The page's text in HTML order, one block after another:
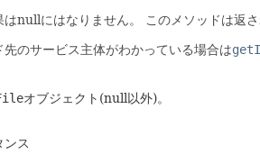
nullにはなりません。 このメソッドは返
先のサービス主体がわかっている場合は
オブジェクト(null以外)。
ンス